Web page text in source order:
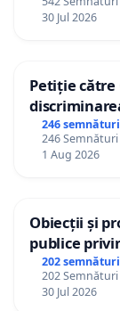
30 Jul 2026
Petiție
către
246 semnături
246 Semnături
1 Aug 2026
Obiecții și
publice
(PUG) Ialoveni
202 semnături
202 Semnături
30 Jul 2026